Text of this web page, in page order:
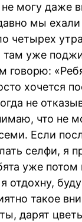
не могу даже
мы
четырех
там уже
говорю:
хочется
не
что не
Если
селфи, я
уже потом
отдохну,
такое
дарят